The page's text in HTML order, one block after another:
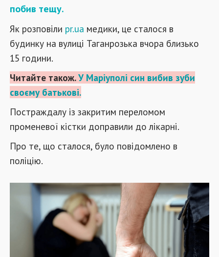
побив тещу.
Як розповіли pr.ua медики, це сталося в
будинку на вулиці Таганрозька вчора близько
15 години.
Читайте також.У Маріуполі син вибив зуби
своєму батькові.
Постраждалу із закритим переломом
променевої кістки доправили до лікарні.
Про те, що сталося, було повідомлено в
поліцію.